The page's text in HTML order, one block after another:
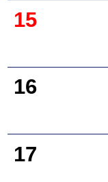
15
16
17